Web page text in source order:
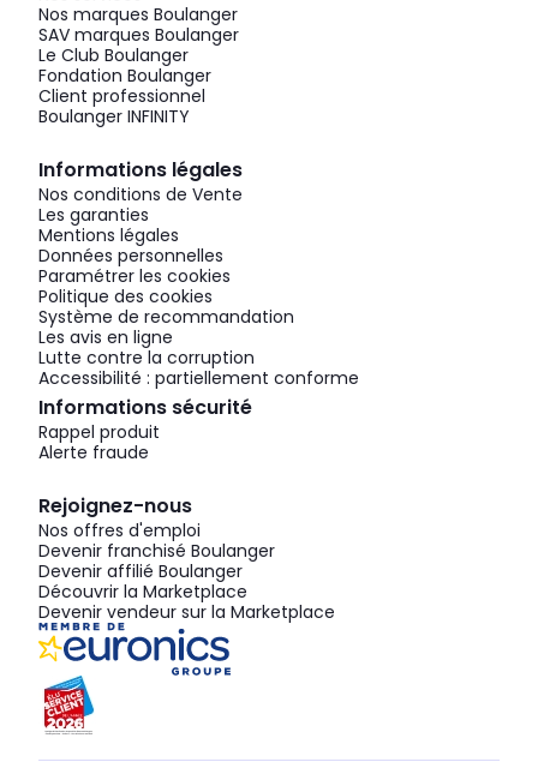
Nos marques Boulanger
SAV marques Boulanger
Le Club Boulanger
Fondation Boulanger
Client professionnel
Boulanger INFINITY
Informations légales
Nos conditions de Vente
Les garanties
Mentions légales
Données personnelles
Paramétrer les cookies
Politique des cookies
Système de recommandation
Les avis en ligne
Lutte contre la corruption
Accessibilité : partiellement conforme
Informations sécurité
Rappel produit
Alerte fraude
Rejoignez-nous
Nos offres d'emploi
Devenir franchisé Boulanger
Devenir affilié Boulanger
Découvrir la Marketplace
Devenir vendeur sur la Marketplace